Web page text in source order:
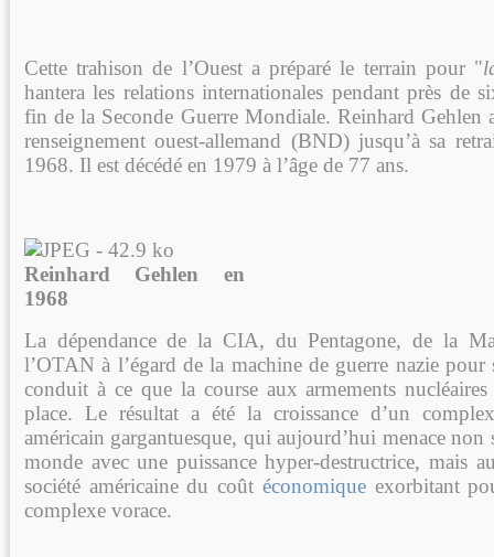
Cette trahison de l’Ouest a préparé le terrain pour "
hantera les relations internationales pendant près de
fin de la Seconde Guerre Mondiale. Reinhard Gehlen
renseignement ouest-allemand (BND) jusqu’à sa
1968. Il est décédé en 1979 à l’âge de 77 ans.
Reinhard Gehlen en
1968
La dépendance de la CIA, du Pentagone, de la
l’OTAN à l’égard de la machine de guerre nazie pour
conduit à ce que la course aux armements
place. Le résultat a été la croissance d’un
américain gargantuesque, qui aujourd’hui menace non
monde avec une puissance hyper-destructrice, mais
société américaine du coût économiqueexorbitant
complexe vorace.